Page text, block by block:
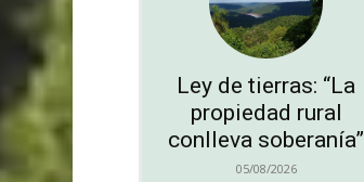
Ley de tierras: “La
propiedad rural
conlleva soberanía”
05/08/2026